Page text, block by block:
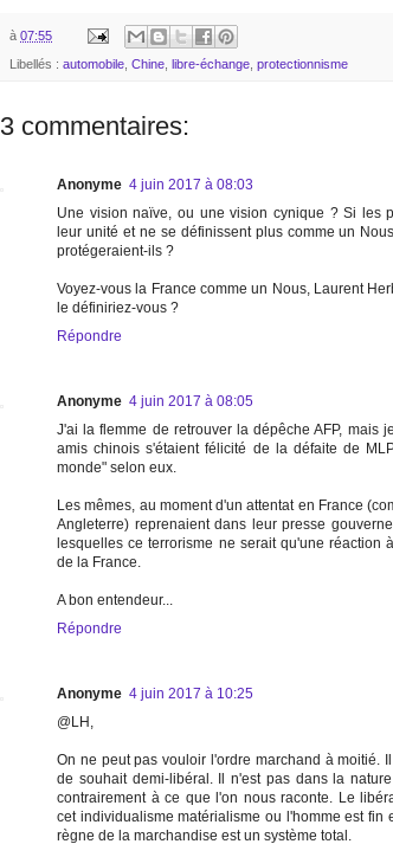
à 07:55
Libellés : automobile Chine libre-échange protectionnisme
3 commentaires:
Anonyme 4 juin 2017 à 08:03
Une vision naïve, ou une vision cynique ? Si les
leur unité et ne se définissent plus comme un
protégeraient-ils ?
Voyez-vous la France comme un Nous, Laurent
le définiriez-vous ?
Répondre
Anonyme 4 juin 2017 à 08:05
J'ai la flemme de retrouver la dépêche AFP, mais
amis chinois s'étaient félicité de la défaite de
monde" selon eux.
Les mêmes, au moment d'un attentat en France
Angleterre) reprenaient dans leur presse
lesquelles ce terrorisme ne serait qu'une réaction
de la France.
A bon entendeur...
Répondre
Anonyme 4 juin 2017 à 10:25
@LH,
On ne peut pas vouloir l'ordre marchand à moitié.
de souhait demi-libéral. Il n'est pas dans la
contrairement à ce que l'on nous raconte. Le
cet individualisme matérialisme ou l'homme est fin
règne de la marchandise est un système total.